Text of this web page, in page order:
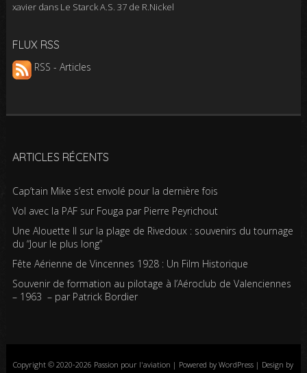
xavierdans Le Starck A.S. 37 de R.Nickel
FLUX RSS
RSS - Articles
ARTICLES RÉCENTS
Cap’tain Mike s’est envolé pour la dernière fois
Vol avec la PAF sur Fouga par Pierre Peyrichout
Une Alouette II sur la plage de Rivedoux : souvenirs du tournage
du “Jour le plus long”
Fête Aérienne de Vincennes 1928 : Un Film Historique
Souvenir de formation au pilotage à l’Aéroclub de Valenciennes
– 1963 – par Patrick Bordier
Copyright © 2020-2026 Passion pour l'aviation | Powered by WordPress | Design by